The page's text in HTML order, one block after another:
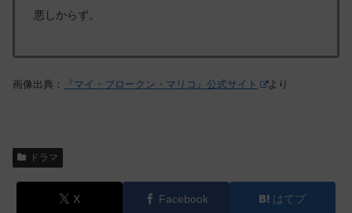
悪しからず。
画像出典： 『マイ・ブロークン・マリコ』公式サイト より
ドラマ
X Facebook はてブ